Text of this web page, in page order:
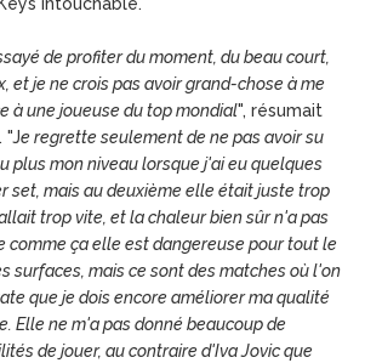
intouchable.
de profiter du moment, du beau court,
et je ne crois pas avoir grand-chose à me
à une joueuse du top mondial", résumait
"Je regrette seulement de ne pas avoir su
plus mon niveau lorsque j'ai eu quelques
set, mais au deuxième elle était juste trop
trop vite, et la chaleur bien sûr n'a pas
comme ça elle est dangereuse pour tout le
surfaces, mais ce sont des matches où l'on
que je dois encore améliorer ma qualité
Elle ne m'a pas donné beaucoup de
de jouer, au contraire d'Iva Jovic que